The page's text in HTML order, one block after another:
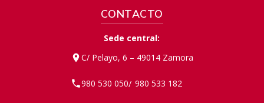
CONTACTO
Sede central:
C/ Pelayo, 6 – 49014 Zamora
980 530 050/ 980 533 182